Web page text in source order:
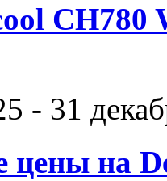
CH780
- 31
цены на